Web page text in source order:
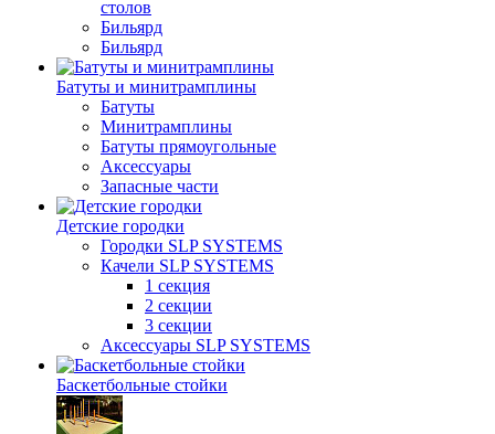
столов
Бильяpд
Бильяpд
Батуты и минитрамплины
Батуты
Минитрамплины
Батуты прямоугольные
Аксессуары
Запасные части
Детские городки
Городки SLP SYSTEMS
Качели SLP SYSTEMS
1 секция
2 секции
3 секции
Аксессуары SLP SYSTEMS
Баскетбольные стойки